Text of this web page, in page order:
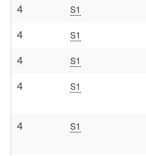
4 S1
4 S1
4 S1
4 S1
4 S1